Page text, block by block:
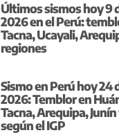
Últimos sismos hoy 9
2026 en el Perú:
Tacna, Ucayali,
regiones
Sismo en Perú hoy 24
2026: Temblor en
Tacna, Arequipa,
según el IGP